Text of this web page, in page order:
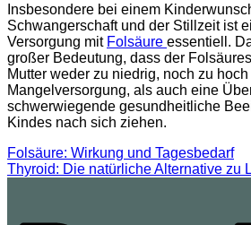
Insbesondere bei einem
Schwangerschaft und der Stillzeit ist
Versorgung mit Folsäure essentiell.
großer Bedeutung, dass der
Mutter weder zu niedrig, noch zu
Mangelversorgung, als auch eine
schwerwiegende gesundheitliche
Kindes nach sich ziehen.
Folsäure: Wirkung und Tagesbedarf
Thyroid: Die natürliche Alternative zu